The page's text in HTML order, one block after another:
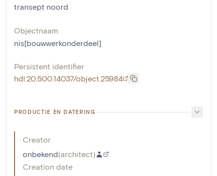
transept noord
Objectnaam
nis[bouwwerkonderdeel]
Persistent identifier
hdl:20.500.14037/object.25984
PRODUCTIE EN DATERING
Creator
onbekend(architect)
Creation date